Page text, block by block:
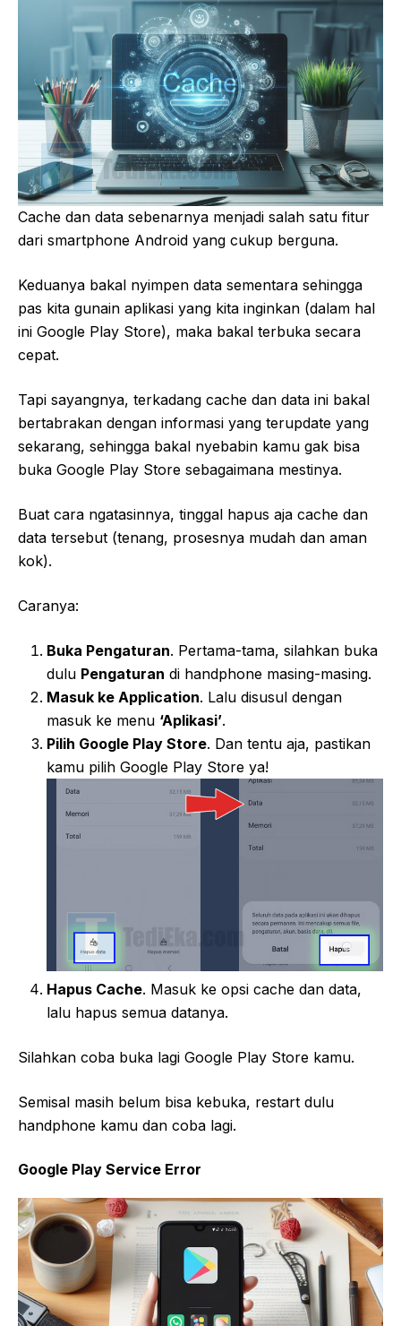
Cache dan data sebenarnya menjadi salah satu fitur
dari smartphone Android yang cukup berguna.
Keduanya bakal nyimpen data sementara sehingga
pas kita gunain aplikasi yang kita inginkan (dalam hal
ini Google Play Store), maka bakal terbuka secara
cepat.
Tapi sayangnya, terkadang cache dan data ini bakal
bertabrakan dengan informasi yang terupdate yang
sekarang, sehingga bakal nyebabin kamu gak bisa
buka Google Play Store sebagaimana mestinya.
Buat cara ngatasinnya, tinggal hapus aja cache dan
data tersebut (tenang, prosesnya mudah dan aman
kok).
Caranya:
Buka Pengaturan. Pertama-tama, silahkan buka
dulu Pengaturan di handphone masing-masing.
Masuk ke Application. Lalu disusul dengan
masuk ke menu ‘Aplikasi’.
Pilih Google Play Store. Dan tentu aja, pastikan
kamu pilih Google Play Store ya!
Hapus Cache. Masuk ke opsi cache dan data,
lalu hapus semua datanya.
Silahkan coba buka lagi Google Play Store kamu.
Semisal masih belum bisa kebuka, restart dulu
handphone kamu dan coba lagi.
Google Play Service Error